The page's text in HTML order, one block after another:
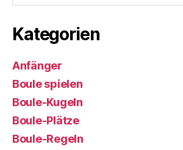
Kategorien
Anfänger
Boule spielen
Boule-Kugeln
Boule-Plätze
Boule-Regeln